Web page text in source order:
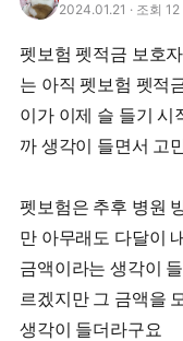
2024.01.21 · 조회 12
펫보험 펫적금 보호
는 아직 펫보험 펫적
이가 이제 슬 들기 시
까 생각이 들면서 고
펫보험은 추후 병원
만 아무래도 다달이
금액이라는 생각이
르겠지만 그 금액을
생각이 들더라구요